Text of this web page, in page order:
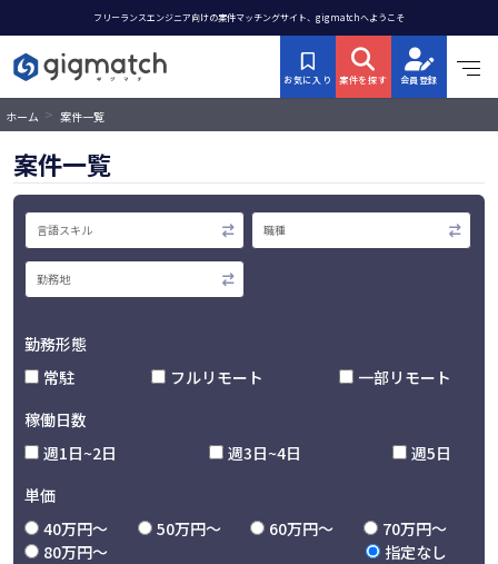
フリーランスエンジニア向けの案件マッチングサイト、gigmatchへようこそ
お気に入り 案件を探す 会員登録
ホーム > 案件一覧
案件一覧
勤務形態
常駐
フルリモート
一部リモート
稼働日数
週1日~2日
週3日~4日
週5日
単価
40万円〜
50万円〜 60万円〜
70万円〜
80万円〜
指定なし